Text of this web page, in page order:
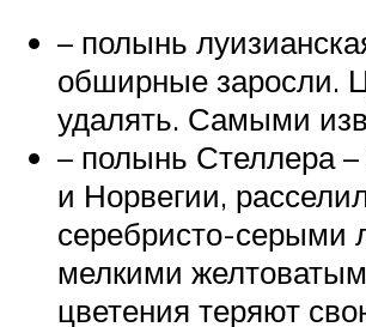
– полынь
обширные заросли.
удалять. Самыми
– полынь Стеллера
и Норвегии,
серебристо-серыми
мелкими
цветения теряют